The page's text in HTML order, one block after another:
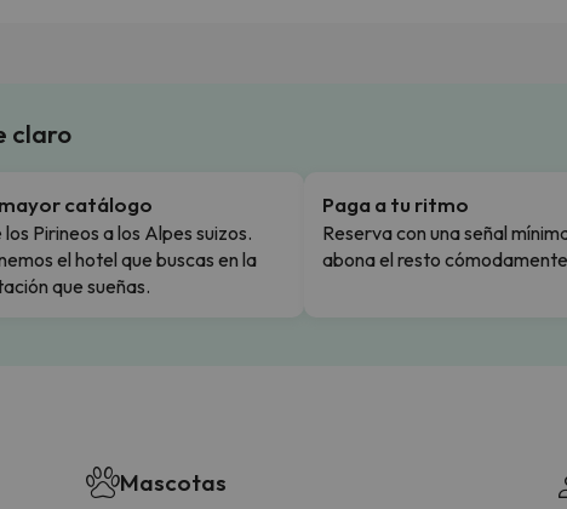
claro
catálogo
los Pirineos a los Alpes suizos.
el hotel que buscas en la
que sueñas.
Paga a tu ritmo
Reserva con una señal
abona el resto
Mascotas